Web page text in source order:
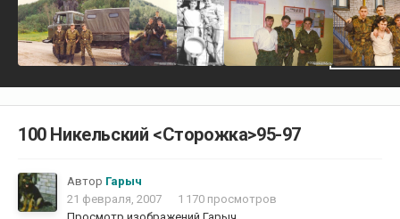
100 Никельский <Cторожка>95-97
Автор Гарыч
21 февраля, 2007
1 170 просмотров